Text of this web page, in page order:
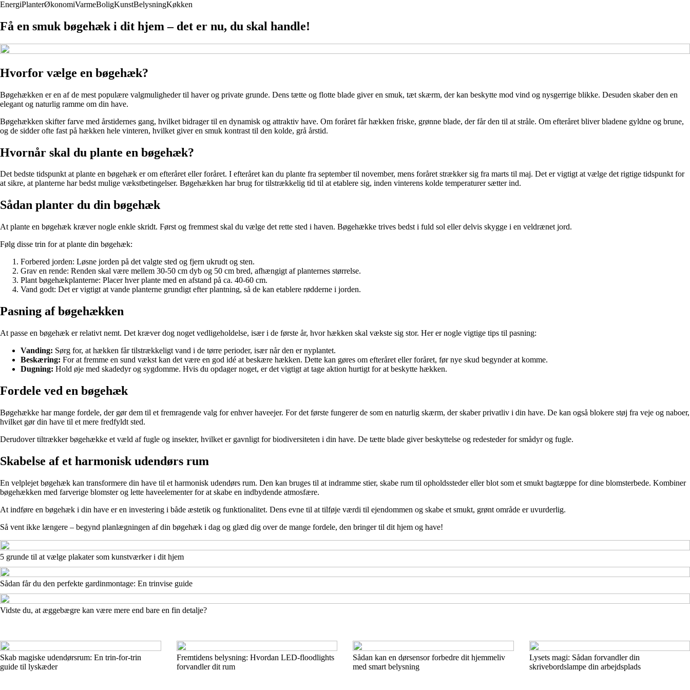
EnergiPlanterØkonomiVarmeBoligKunstBelysningKøkken
Få en smuk bøgehæk i dit hjem – det er nu, du skal handle!
Hvorfor vælge en bøgehæk?
Bøgehækken er en af de mest populære valgmuligheder til haver og private grunde. Dens tætte og flotte blade giver en smuk, tæt skærm, der kan beskytte mod vind og nysgerrige blikke. Desuden skaber den en
elegant og naturlig ramme om din have.
Bøgehækken skifter farve med årstidernes gang, hvilket bidrager til en dynamisk og attraktiv have. Om foråret får hækken friske, grønne blade, der får den til at stråle. Om efteråret bliver bladene gyldne og brune,
og de sidder ofte fast på hækken hele vinteren, hvilket giver en smuk kontrast til den kolde, grå årstid.
Hvornår skal du plante en bøgehæk?
Det bedste tidspunkt at plante en bøgehæk er om efteråret eller foråret. I efteråret kan du plante fra september til november, mens foråret strækker sig fra marts til maj. Det er vigtigt at vælge det rigtige tidspunkt for
at sikre, at planterne har bedst mulige vækstbetingelser. Bøgehækken har brug for tilstrækkelig tid til at etablere sig, inden vinterens kolde temperaturer sætter ind.
Sådan planter du din bøgehæk
At plante en bøgehæk kræver nogle enkle skridt. Først og fremmest skal du vælge det rette sted i haven. Bøgehække trives bedst i fuld sol eller delvis skygge i en veldrænet jord.
Følg disse trin for at plante din bøgehæk:
Forbered jorden: Løsne jorden på det valgte sted og fjern ukrudt og sten.
Grav en rende: Renden skal være mellem 30-50 cm dyb og 50 cm bred, afhængigt af planternes størrelse.
Plant bøgehækplanterne: Placer hver plante med en afstand på ca. 40-60 cm.
Vand godt: Det er vigtigt at vande planterne grundigt efter plantning, så de kan etablere rødderne i jorden.
Pasning af bøgehækken
At passe en bøgehæk er relativt nemt. Det kræver dog noget vedligeholdelse, især i de første år, hvor hækken skal vækste sig stor. Her er nogle vigtige tips til pasning:
Vanding: Sørg for, at hækken får tilstrækkeligt vand i de tørre perioder, især når den er nyplantet.
Beskæring: For at fremme en sund vækst kan det være en god idé at beskære hækken. Dette kan gøres om efteråret eller foråret, før nye skud begynder at komme.
Dugning: Hold øje med skadedyr og sygdomme. Hvis du opdager noget, er det vigtigt at tage aktion hurtigt for at beskytte hækken.
Fordele ved en bøgehæk
Bøgehække har mange fordele, der gør dem til et fremragende valg for enhver haveejer. For det første fungerer de som en naturlig skærm, der skaber privatliv i din have. De kan også blokere støj fra veje og naboer,
hvilket gør din have til et mere fredfyldt sted.
Derudover tiltrækker bøgehække et væld af fugle og insekter, hvilket er gavnligt for biodiversiteten i din have. De tætte blade giver beskyttelse og redesteder for smådyr og fugle.
Skabelse af et harmonisk udendørs rum
En velplejet bøgehæk kan transformere din have til et harmonisk udendørs rum. Den kan bruges til at indramme stier, skabe rum til opholdssteder eller blot som et smukt bagtæppe for dine blomsterbede. Kombiner
bøgehækken med farverige blomster og lette haveelementer for at skabe en indbydende atmosfære.
At indføre en bøgehæk i din have er en investering i både æstetik og funktionalitet. Dens evne til at tilføje værdi til ejendommen og skabe et smukt, grønt område er uvurderlig.
Så vent ikke længere – begynd planlægningen af din bøgehæk i dag og glæd dig over de mange fordele, den bringer til dit hjem og have!
5 grunde til at vælge plakater som kunstværker i dit hjem
Sådan får du den perfekte gardinmontage: En trinvise guide
Vidste du, at æggebægre kan være mere end bare en fin detalje?
Skab magiske udendørsrum: En trin-for-trin
guide til lyskæder
Fremtidens belysning: Hvordan LED-floodlights
forvandler dit rum
Sådan kan en dørsensor forbedre dit hjemmeliv
med smart belysning
Lysets magi: Sådan forvandler din
skrivebordslampe din arbejdsplads